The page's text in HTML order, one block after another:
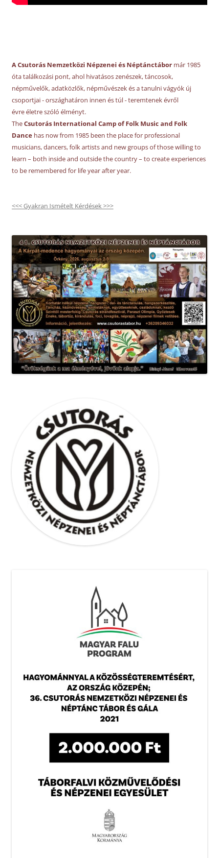
A Csutorás Nemzetközi Népzenei és Néptánctábor már 1985
óta találkozási pont, ahol hivatásos zenészek, táncosok,
népművelők, adatközlők, népművészek és a tanulni vágyók új
csoportjai - országhatáron innen és túl - teremtenek évről
évre életre szóló élményt.
TheCsutorás International Camp of Folk Music and Folk
Dance has now from 1985 been the place for professional
musicians, dancers, folk artists and new groups of those willing to
learn – both inside and outside the country – to create experiences
to be remembered for life year after year.
<<< Gyakran Ismételt Kérdések >>>